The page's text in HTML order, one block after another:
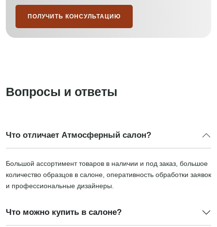
ПОЛУЧИТЬ КОНСУЛЬТАЦИЮ
Вопросы и ответы
Что отличает Атмосферный салон?
Большой ассортимент товаров в наличии и под заказ, большое
количество образцов в салоне, оперативность обработки заявок
и профессиональные дизайнеры.
Что можно купить в салоне?